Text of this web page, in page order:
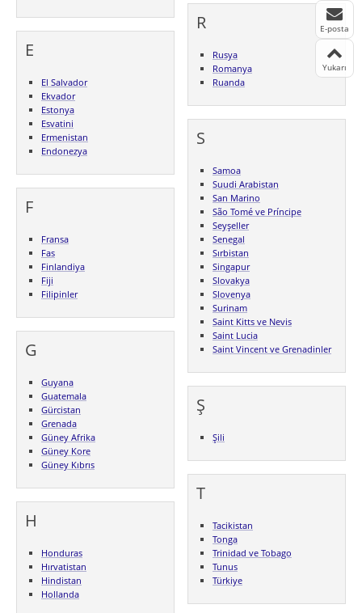
E
El Salvador
Ekvador
Estonya
Esvatini
Ermenistan
Endonezya
F
Fransa
Fas
Finlandiya
Fiji
Filipinler
G
Guyana
Guatemala
Gürcistan
Grenada
Güney Afrika
Güney Kore
Güney Kıbrıs
H
Honduras
Hırvatistan
Hindistan
Hollanda
R
Rusya
Romanya
Ruanda
S
Samoa
Suudi Arabistan
San Marino
São Tomé ve Príncipe
Seyşeller
Senegal
Sırbistan
Singapur
Slovakya
Slovenya
Surinam
Saint Kitts ve Nevis
Saint Lucia
Saint Vincent ve Grenadinler
Ş
Şili
T
Tacikistan
Tonga
Trinidad ve Tobago
Tunus
Türkiye
E-posta
Yukarı